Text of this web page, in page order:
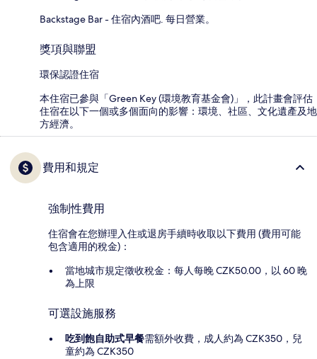
Backstage Bar - 住宿內酒吧. 每日營業。
獎項與聯盟
環保認證住宿
本住宿已參與「Green Key (環境教育基金會)」，此計畫會評估
住宿在以下一個或多個面向的影響：環境、社區、文化遺產及地
方經濟。
費用和規定
強制性費用
住宿會在您辦理入住或退房手續時收取以下費用 (費用可能
包含適用的稅金)：
當地城市規定徵收稅金：每人每晚 CZK50.00，以 60 晚
為上限
可選設施服務
吃到飽自助式早餐需額外收費，成人約為 CZK350，兒
童約為 CZK350